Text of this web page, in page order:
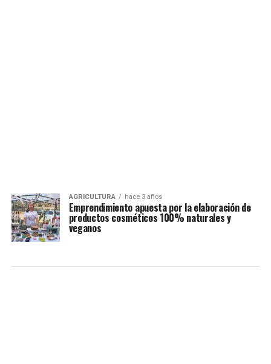
AGRICULTURA hace 3 años
Emprendimiento apuesta por la elaboración de
productos cosméticos 100% naturales y
veganos